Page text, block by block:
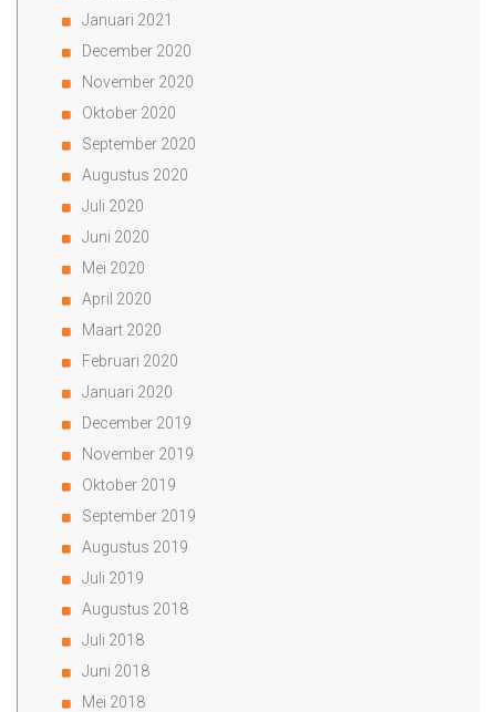
Januari 2021
December 2020
November 2020
Oktober 2020
September 2020
Augustus 2020
Juli 2020
Juni 2020
Mei 2020
April 2020
Maart 2020
Februari 2020
Januari 2020
December 2019
November 2019
Oktober 2019
September 2019
Augustus 2019
Juli 2019
Augustus 2018
Juli 2018
Juni 2018
Mei 2018